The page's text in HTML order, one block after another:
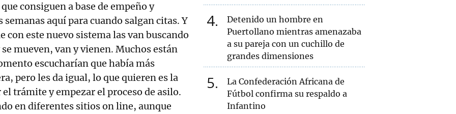
consiguen a base de empeño y
aquí para cuando salgan citas. Y
con este nuevo sistema las van buscando
mueven, van y vienen. Muchos están
escucharían que había más
pero les da igual, lo que quieren es la
trámite y empezar el proceso de asilo.
en diferentes sitios on line, aunque
4
Detenido un hombre en
Puertollano mientras amenazaba
a su pareja con un cuchillo de
grandes dimensiones
5
La Confederación Africana de
Fútbol confirma su respaldo a
Infantino